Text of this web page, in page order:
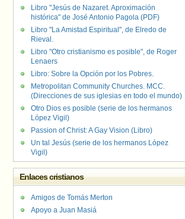
Libro "Jesús de Nazaret. Aproximación
histórica" de José Antonio Pagola (PDF)
Libro "La Amistad Espiritual", de Elredo de
Rieval.
Libro "Otro cristianismo es posible", de Roger
Lenaers
Libro: Sobre la Opción por los Pobres.
Metropolitan Community Churches. MCC.
(Direcciones de sus iglesias en todo el mundo)
Otro Dios es posible (serie de los hermanos
López Vigil)
Passion of Christ: A Gay Vision (Libro)
Un tal Jesús (serie de los hermanos López
Vigil)
Enlaces cristianos
Amigos de Tomás Merton
Apoyo a Juan Masiá